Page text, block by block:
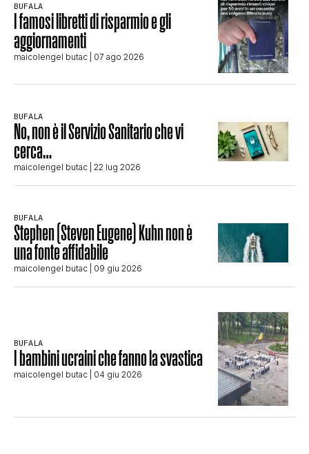
BUFALA
I famosi libretti di risparmio e gli
aggiornamenti
maicolengel butac | 07 ago 2026
BUFALA
No, non è il Servizio Sanitario che vi
cerca…
maicolengel butac | 22 lug 2026
BUFALA
Stephen (Steven Eugene) Kuhn non è
una fonte affidabile
maicolengel butac | 09 giu 2026
BUFALA
I bambini ucraini che fanno la svastica
maicolengel butac | 04 giu 2026